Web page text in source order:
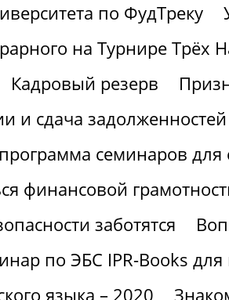
по ФудТреку
на Турнире Трёх
Кадровый резерв
и сдача
семинаров для
финансовой
заботятся
по ЭБС IPR-Books для
языка – 2020